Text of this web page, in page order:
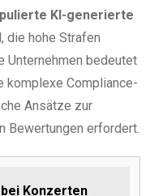
KI-generierte
die hohe Strafen
Unternehmen bedeutet
komplexe Compliance-
Ansätze zur
Bewertungen erfordert.
Konzerten